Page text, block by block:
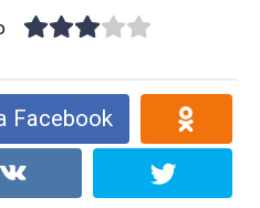
Facebook